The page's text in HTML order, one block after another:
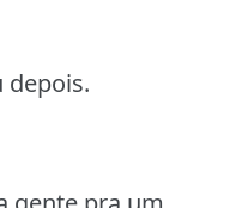
depois.